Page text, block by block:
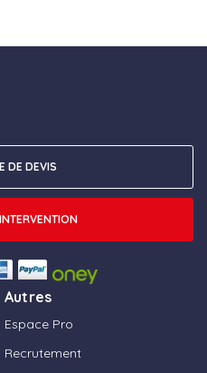
Autres
Espace Pro
Recrutement
DE DEVIS